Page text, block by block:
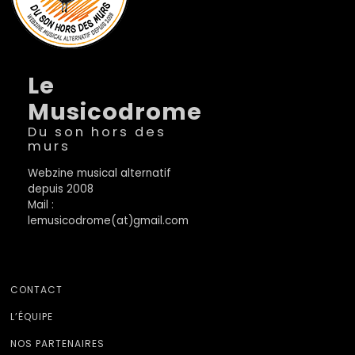
Le
Musicodrome
Du son hors des
murs
Webzine musical alternatif
depuis 2008
Mail :
lemusicodrome(at)gmail.com
CONTACT
L’ÉQUIPE
NOS PARTENAIRES